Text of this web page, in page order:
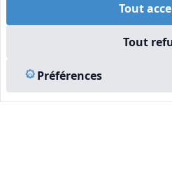
Tout
Tout
Préférences
Liens utiles
Vu à la Télé